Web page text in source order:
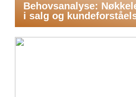
Behovsanalyse:
i salg og